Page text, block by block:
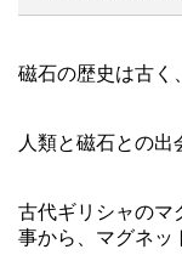
磁石の歴史は古く
人類と磁石との出
古代ギリシャのマ
事から、マグネッ